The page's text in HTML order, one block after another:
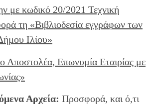
με κωδικό 20/2021 Τεχνική
τη «Βιβλιοδεσία εγγράφων των
Ιλίου»
Αποστολέα, Επωνυμία Εταιρίας με
Αρχεία: Προσφορά, και ό,τι